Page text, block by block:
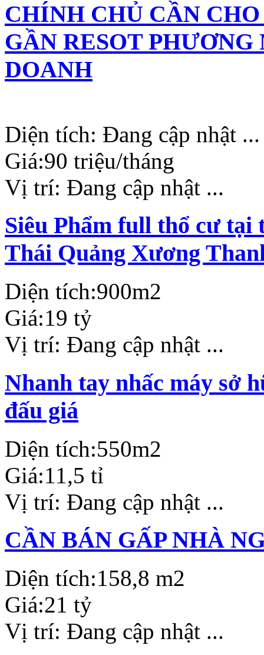
CHÍNH CHỦ CẦN
GẦN RESOT
DOANH
Diện tích: Đang cập nhật ...
Giá:90 triệu/tháng
Vị trí: Đang cập nhật ...
Siêu Phẩm full thổ cư
Thái Quảng Xương
Diện tích:900m2
Giá:19 tỷ
Vị trí: Đang cập nhật ...
Nhanh tay nhấc máy sở
đấu giá
Diện tích:550m2
Giá:11,5 tỉ
Vị trí: Đang cập nhật ...
CẦN BÁN GẤP NHÀ
Diện tích:158,8 m2
Giá:21 tỷ
Vị trí: Đang cập nhật ...